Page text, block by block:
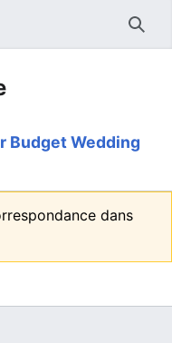
Budget Wedding
dans